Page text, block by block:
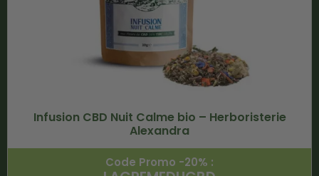
Infusion CBD Nuit Calme bio – Herboristerie
Alexandra
Code Promo -20% :